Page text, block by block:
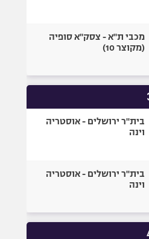
גיימינג E-Sports
מכבי ת"א - צסק"א סופיה
(מקוצר 10)
בית"ר ירושלים - אוסטריה
וינה
בית"ר ירושלים - אוסטריה
וינה